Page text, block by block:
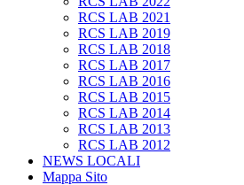
RCS LAB 2021
RCS LAB 2019
RCS LAB 2018
RCS LAB 2017
RCS LAB 2016
RCS LAB 2015
RCS LAB 2014
RCS LAB 2013
RCS LAB 2012
NEWS LOCALI
Mappa Sito